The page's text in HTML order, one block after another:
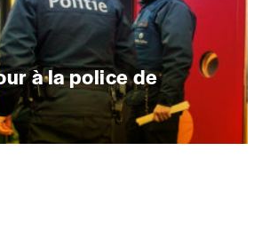
à la police de